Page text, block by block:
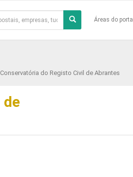
Áreas do portal
Conservatória do Registo Civil de Abrantes
de